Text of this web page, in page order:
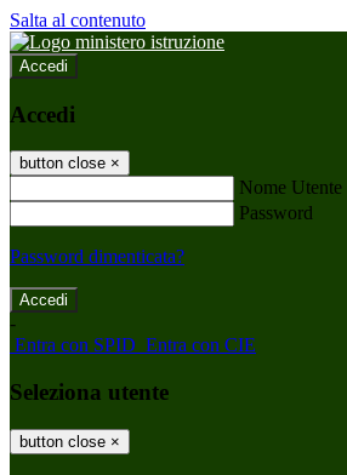
Salta al contenuto
Accedi
Accedi
button close ×
Nome Utente
Password
Password dimenticata?
-
Entra con SPID Entra con CIE
Seleziona utente
button close ×